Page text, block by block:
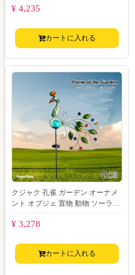
¥ 4,235
カートに入れる
クジャク 孔雀 ガーデン オーナメ
ント オブジェ 置物 動物 ソーラー
鉄
¥ 3,278
カートに入れる